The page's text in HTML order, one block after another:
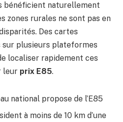
bénéficient naturellement
zones rurales ne sont pas en
Des cartes
plusieurs plateformes
localiser rapidement ces
leur prix E85.
national propose de l’E85
à moins de 10 km d’une